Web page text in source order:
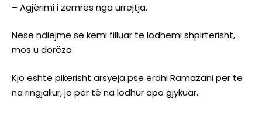
– Agjërimi i zemrës nga urrejtja.
Nëse ndiejmë se kemi filluar të lodhemi shpirtërisht,
mos u dorëzo.
Kjo është pikërisht arsyeja pse erdhi Ramazani për të
na ringjallur, jo për të na lodhur apo gjykuar.